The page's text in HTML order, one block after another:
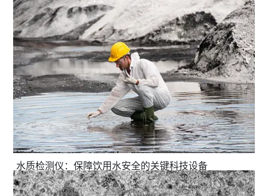
水质检测仪：保障饮用水安全的关键科技设备